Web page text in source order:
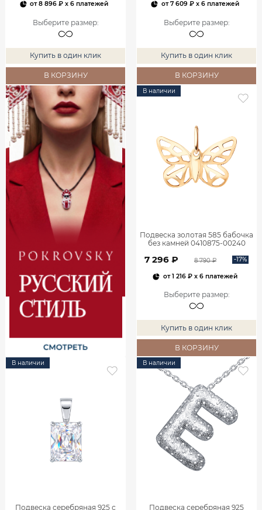
от8 896 ₽ x 6 платежей
Выберите размер:
Купить в один клик
В КОРЗИНУ
от7 609 ₽x 6 платежей
Выберите размер:
Купить в один клик
В КОРЗИНУ
В наличии
Подвеска золотая 585 бабочка
без камней 0410875-00240
7 296 ₽ 8 790 ₽ -17%
от1 216 ₽x 6 платежей
Выберите размер:
Купить в один клик
В КОРЗИНУ
В наличии
Подвеска серебряная 925 с
В наличии
Подвеска серебряная 925